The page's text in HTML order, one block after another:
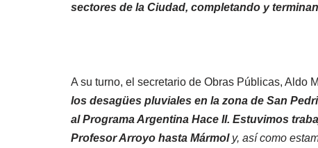
sectores de la Ciudad, completando y
A su turno, el secretario de Obras Públicas, Aldo
los desagües pluviales en la zona de San
alPrograma Argentina Hace II. Estuvimos
Profesor Arroyo hasta Mármoly, así como